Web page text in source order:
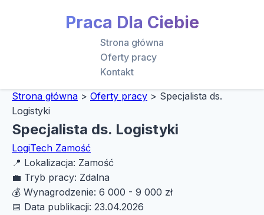
Praca Dla Ciebie
Strona główna
Oferty pracy
Kontakt
Strona główna > Oferty pracy > Specjalista ds.
Logistyki
Specjalista ds. Logistyki
LogiTech Zamość
📍 Lokalizacja: Zamość
💼 Tryb pracy: Zdalna
💰 Wynagrodzenie: 6 000 - 9 000 zł
📅 Data publikacji: 23.04.2026